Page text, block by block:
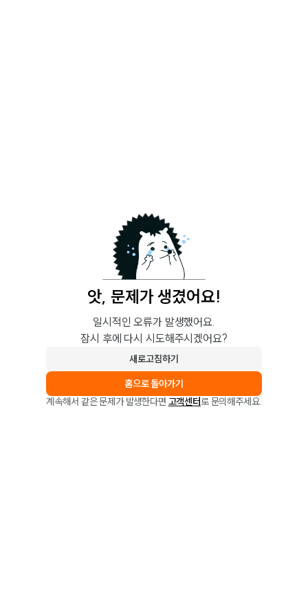
앗, 문제가 생겼어요!
일시적인 오류가 발생했어요.
잠시 후에 다시 시도해주시겠어요?
새로고침하기
홈으로 돌아가기
계속해서 같은 문제가 발생한다면 고객센터로 문의해주세요.